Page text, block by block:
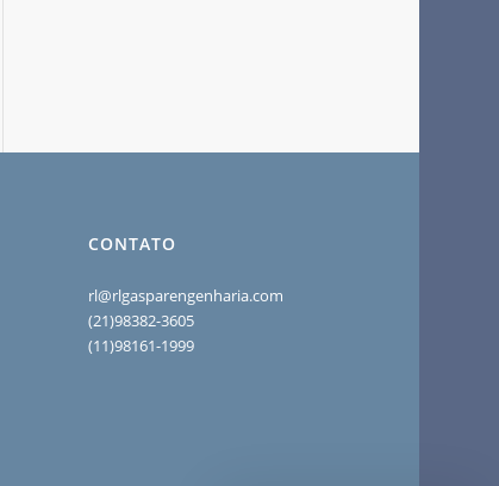
CONTATO
rl@rlgasparengenharia.com
(21)98382-3605
(11)98161-1999